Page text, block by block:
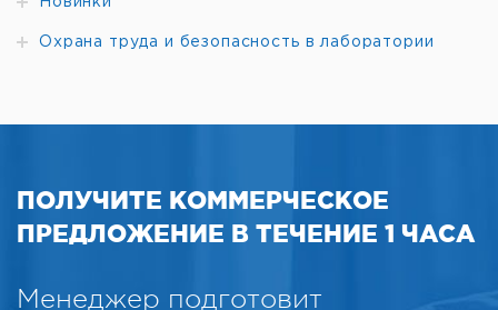
Охрана труда и безопасность в лаборатории
ПОЛУЧИТЕ КОММЕРЧЕСКОЕ
ПРЕДЛОЖЕНИЕ В ТЕЧЕНИЕ 1 ЧАСА
Менеджер подготовит